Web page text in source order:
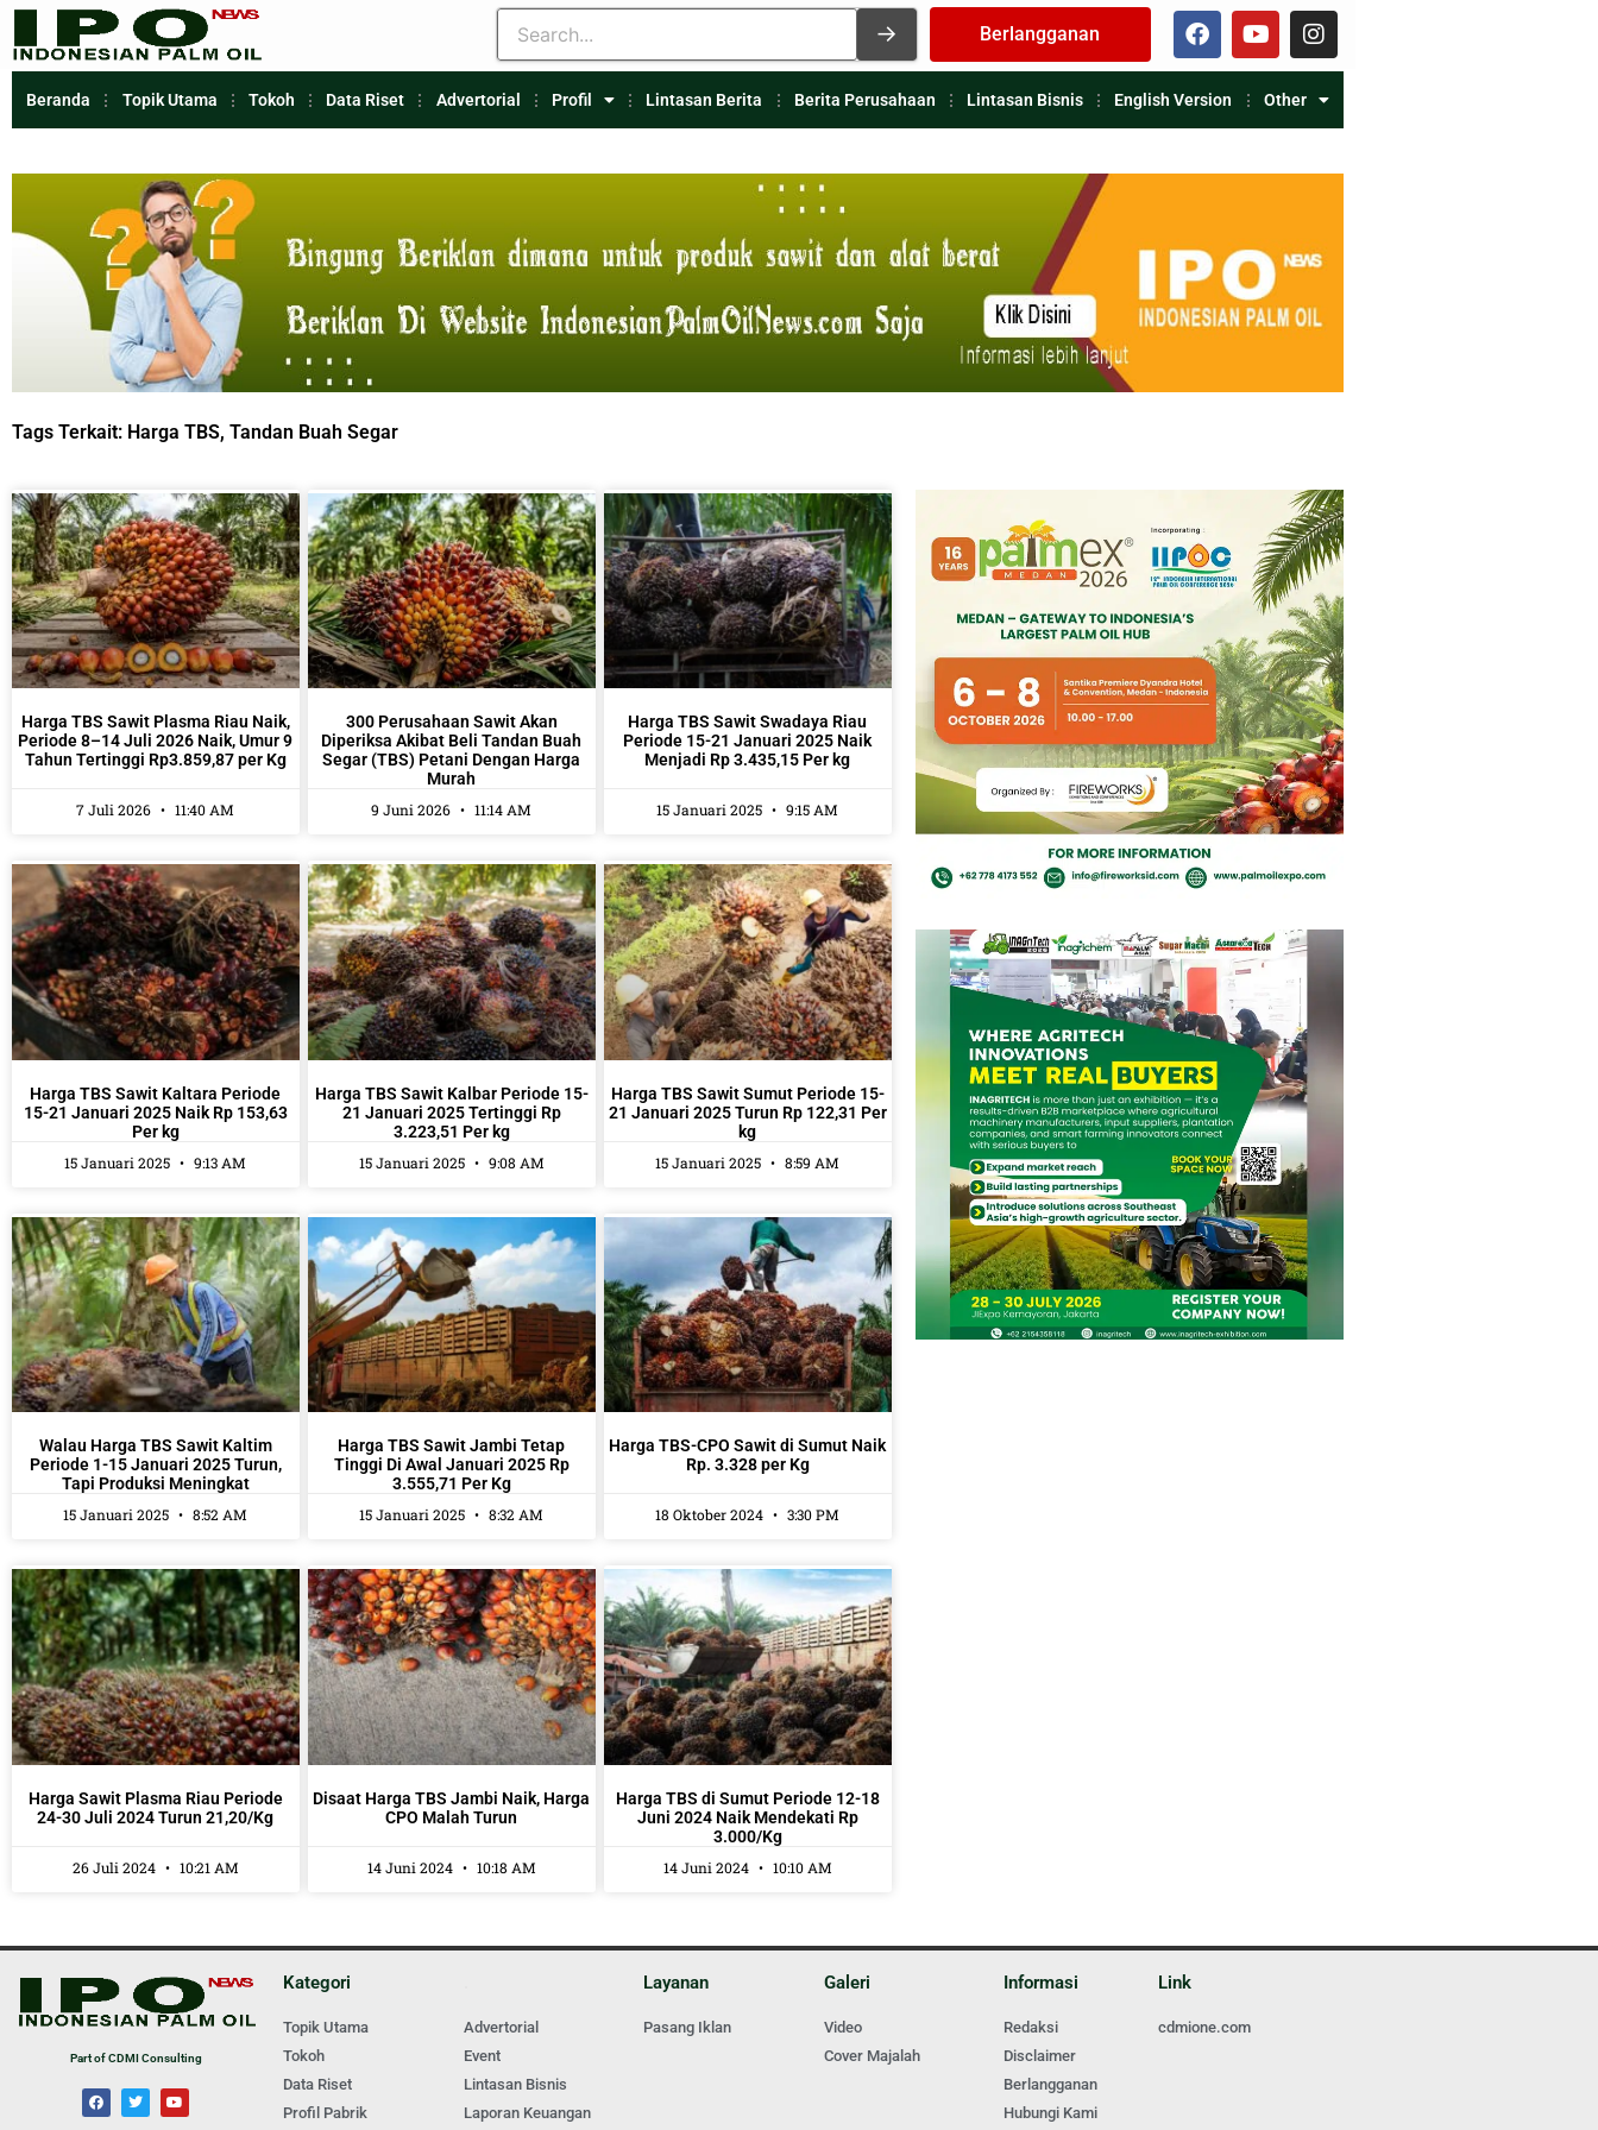
Berlangganan
Beranda Topik Utama Tokoh Data Riset Advertorial Profil Lintasan Berita Berita Perusahaan Lintasan Bisnis English Version Other
Tags Terkait: Harga TBS, Tandan Buah Segar
Harga TBS Sawit Plasma Riau Naik,
Periode 8–14 Juli 2026 Naik, Umur 9
Tahun Tertinggi Rp3.859,87 per Kg
7 Juli 2026 11:40 AM
300 Perusahaan Sawit Akan
Diperiksa Akibat Beli Tandan Buah
Segar (TBS) Petani Dengan Harga
Murah
9 Juni 2026
11:14 AM
Harga TBS Sawit Swadaya Riau
Periode 15-21 Januari 2025 Naik
Menjadi Rp 3.435,15 Per kg
15 Januari 2025 9:15 AM
Harga TBS Sawit Kaltara Periode
15-21 Januari 2025 Naik Rp 153,63
Per kg
15 Januari 2025
9:13 AM
Harga TBS Sawit Kalbar Periode 15-
21 Januari 2025 Tertinggi Rp
3.223,51 Per kg
15 Januari 2025
9:08 AM
Harga TBS Sawit Sumut Periode 15-
21 Januari 2025 Turun Rp 122,31 Per
kg
15 Januari 2025
8:59 AM
Walau Harga TBS Sawit Kaltim
Periode 1-15 Januari 2025 Turun,
Tapi Produksi Meningkat
15 Januari 2025
8:52 AM
Harga TBS Sawit Jambi Tetap
Tinggi Di Awal Januari 2025 Rp
3.555,71 Per Kg
15 Januari 2025
8:32 AM
Harga TBS-CPO Sawit di Sumut Naik
Rp. 3.328 per Kg
18 Oktober 2024 3:30 PM
Harga Sawit Plasma Riau Periode
24-30 Juli 2024 Turun 21,20/Kg
26 Juli 2024 10:21 AM
Disaat Harga TBS Jambi Naik, Harga
CPO Malah Turun
14 Juni 2024 10:18 AM
Harga TBS di Sumut Periode 12-18
Juni 2024 Naik Mendekati Rp
3.000/Kg
14 Juni 2024
10:10 AM